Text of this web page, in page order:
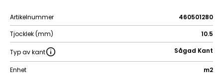
Artikelnummer
460501280
Tjocklek (mm)
10.5
Typ av kant Sågad Kant
Enhet
m2